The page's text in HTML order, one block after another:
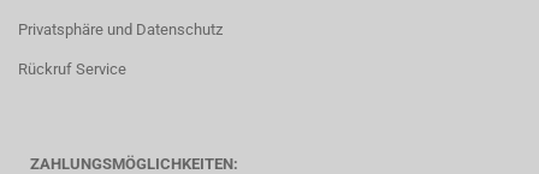
Privatsphäre und Datenschutz
Rückruf Service
ZAHLUNGSMÖGLICHKEITEN: